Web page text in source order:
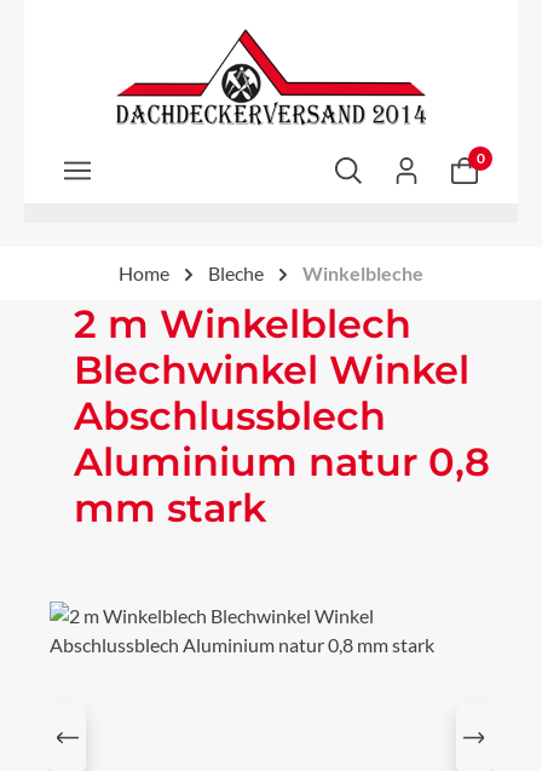
Zum Hauptinhalt springen
0
Home Bleche Winkelbleche
2 m Winkelblech
Blechwinkel Winkel
Abschlussblech
Aluminium natur 0,8
mm stark
Bildergalerie überspringen